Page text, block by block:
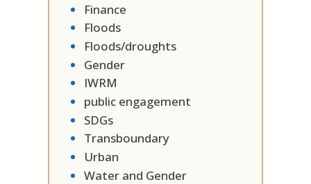
Finance
Floods
Floods/droughts
Gender
IWRM
public engagement
SDGs
Transboundary
Urban
Water and Gender